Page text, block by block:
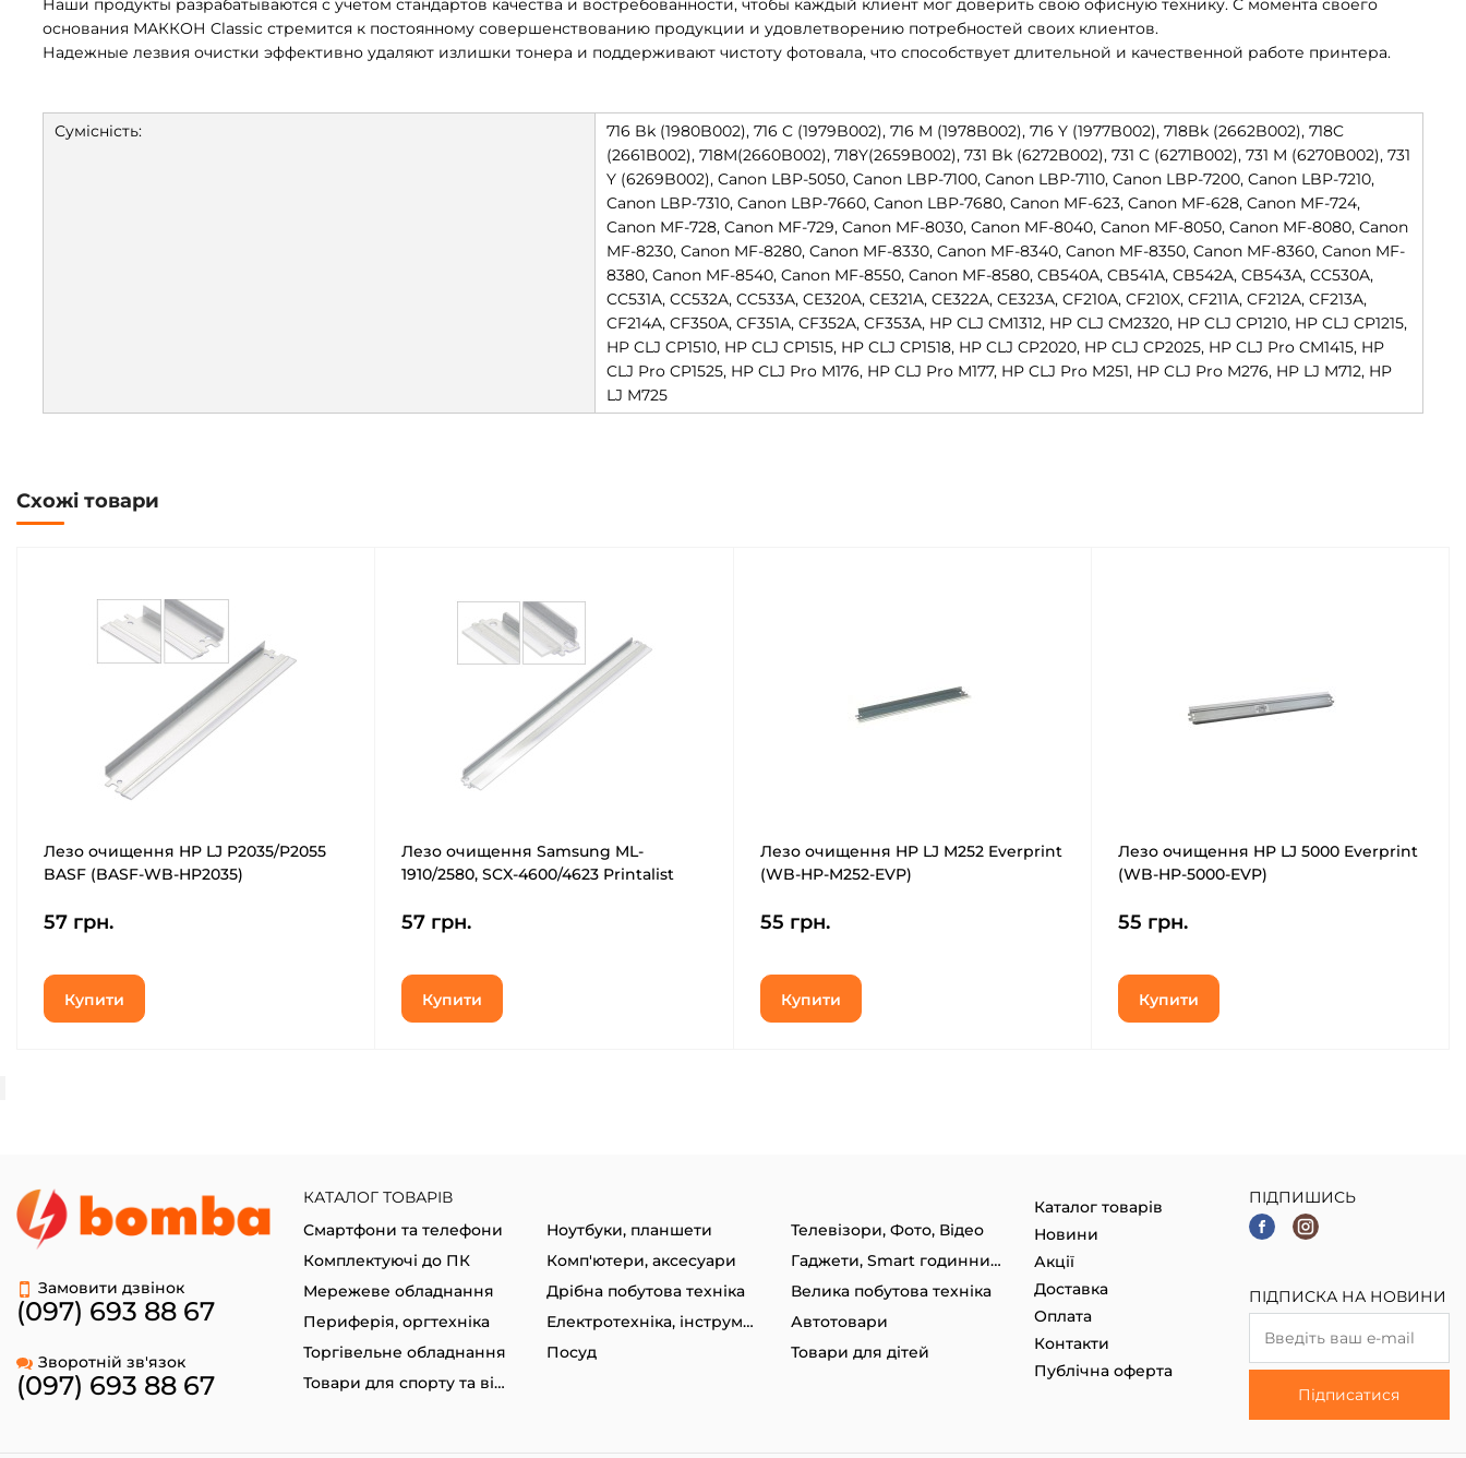
Наши продукты разрабатываются с учетом стандартов качества и востребованности, чтобы каждый клиент мог доверить свою офисную технику. С момента своего
основания МАККОН Classic стремится к постоянному совершенствованию продукции и удовлетворению потребностей своих клиентов.
Надежные лезвия очистки эффективно удаляют излишки тонера и поддерживают чистоту фотовала, что способствует длительной и качественной работе принтера.
Сумісність:
716 Bk (1980B002), 716 C (1979B002), 716 M (1978B002), 716 Y (1977B002), 718Bk (2662B002), 718C
(2661B002), 718M(2660B002), 718Y(2659B002), 731 Bk (6272B002), 731 C (6271B002), 731 M (6270B002), 731
Y (6269B002), Canon LBP-5050, Canon LBP-7100, Canon LBP-7110, Canon LBP-7200, Canon LBP-7210,
Canon LBP-7310, Canon LBP-7660, Canon LBP-7680, Canon MF-623, Canon MF-628, Canon MF-724,
Canon MF-728, Canon MF-729, Canon MF-8030, Canon MF-8040, Canon MF-8050, Canon MF-8080, Canon
MF-8230, Canon MF-8280, Canon MF-8330, Canon MF-8340, Canon MF-8350, Canon MF-8360, Canon MF-
8380, Canon MF-8540, Canon MF-8550, Canon MF-8580, CB540A, CB541A, CB542A, CB543A, CC530A,
CC531A, CC532A, CC533A, CE320A, CE321A, CE322A, CE323A, CF210A, CF210X, CF211A, CF212A, CF213A,
CF214A, CF350A, CF351A, CF352A, CF353A, HP CLJ CM1312, HP CLJ CM2320, HP CLJ CP1210, HP CLJ CP1215,
HP CLJ CP1510, HP CLJ CP1515, HP CLJ CP1518, HP CLJ CP2020, HP CLJ CP2025, HP CLJ Pro CM1415, HP
CLJ Pro CP1525, HP CLJ Pro M176, HP CLJ Pro M177, HP CLJ Pro M251, HP CLJ Pro M276, HP LJ M712, HP
LJ M725
Схожі товари
Лезо очищення HP LJ P2035/P2055
BASF (BASF-WB-HP2035)
57 грн.
Купити
Лезо очищення Samsung ML-
1910/2580, SCX-4600/4623 Printalist
57 грн.
Купити
Лезо очищення HP LJ M252 Everprint
(WB-HP-M252-EVP)
55 грн.
Купити
Лезо очищення HP LJ 5000 Everprint
(WB-HP-5000-EVP)
55 грн.
Купити
Замовити дзвінок
(097) 693 88 67
Зворотній зв'язок
(097) 693 88 67
КАТАЛОГ ТОВАРІВ
Смартфони та телефони
Ноутбуки, планшети
Телевізори, Фото, Відео
Комплектуючі до ПК
Комп'ютери, аксесуари
Гаджети, Smart годинники
Мережеве обладнання
Дрібна побутова техніка
Велика побутова техніка
Периферія, оргтехніка
Електротехніка, інструменти
Автотовари
Торгівельне обладнання
Посуд
Товари для дітей
Товари для спорту та відпочинку
Каталог товарів
Новини
Акції
Доставка
Оплата
Контакти
Публічна оферта
ПІДПИШИСЬ
ПІДПИСКА НА НОВИНИ
Підписатися